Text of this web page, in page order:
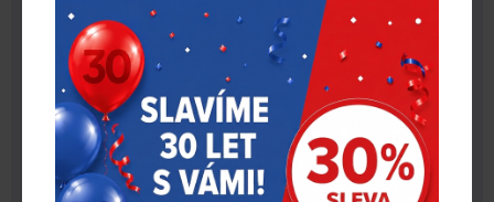
Typ balení
Závěsný karton
Barva
černá
Ks. v balení
Velikost
M
KE STAŽENÍ